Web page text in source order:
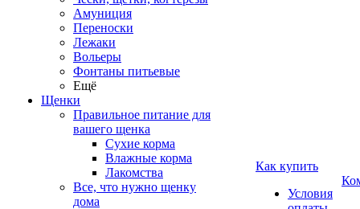
Амуниция
Переноски
Лежаки
Вольеры
Фонтаны питьевые
Ещё
Щенки
Правильное питание для
вашего щенка
Сухие корма
Влажные корма
Лакомства
Все, что нужно щенку
дома
Как купить
Условия